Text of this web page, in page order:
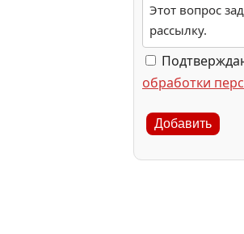
Этот вопрос
рассылку.
обработки
Добавить